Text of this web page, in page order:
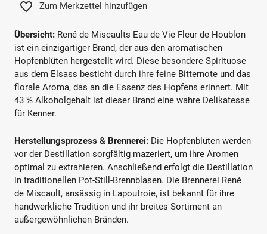
Zum Merkzettel hinzufügen
Übersicht: René de Miscaults Eau de Vie Fleur de Houblon
ist ein einzigartiger Brand, der aus den aromatischen
Hopfenblüten hergestellt wird. Diese besondere Spirituose
aus dem Elsass besticht durch ihre feine Bitternote und das
florale Aroma, das an die Essenz des Hopfens erinnert. Mit
43 % Alkoholgehalt ist dieser Brand eine wahre Delikatesse
für Kenner.
Herstellungsprozess & Brennerei: Die Hopfenblüten werden
vor der Destillation sorgfältig mazeriert, um ihre Aromen
optimal zu extrahieren. Anschließend erfolgt die Destillation
in traditionellen Pot-Still-Brennblasen. Die Brennerei René
de Miscault, ansässig in Lapoutroie, ist bekannt für ihre
handwerkliche Tradition und ihr breites Sortiment an
außergewöhnlichen Bränden.